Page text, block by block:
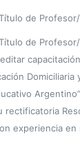
de
de
rectificatoria
experiencia en